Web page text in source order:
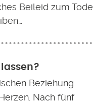
Beileid zum Tode
Beziehung
Nach fünf